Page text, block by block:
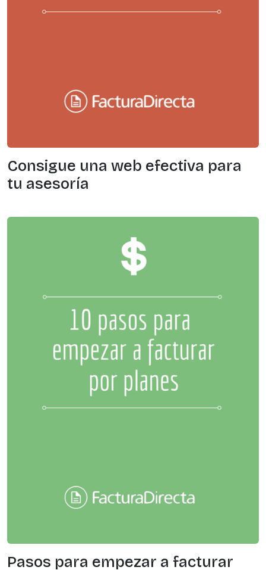
Consigue una web efectiva para
tu asesoría
Pasos para empezar a facturar